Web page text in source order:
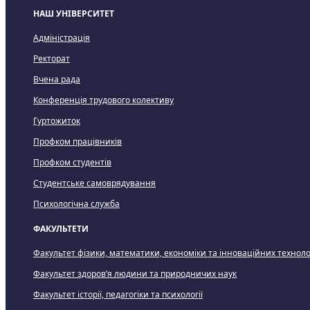
НАШ УНІВЕРСИТЕТ
Адміністрація
Ректорат
Вчена рада
Конференція трудового колективу
Гуртожиток
Профком працівників
Профком студентів
Студентське самоврядування
Психологічна служба
ФАКУЛЬТЕТИ
Факультет фізики, математики, економіки та інноваційних
Факультет здоров’я людини та природничих наук
Факультет історії, педагогіки та психології